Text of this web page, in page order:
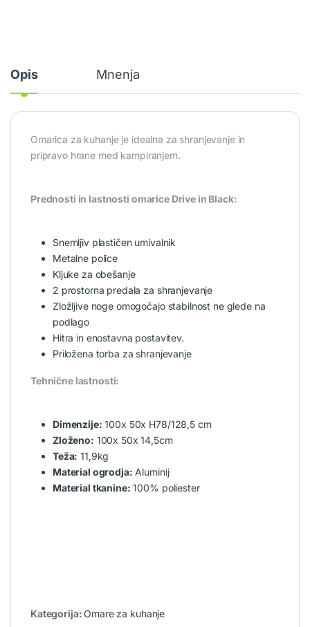
Opis Mnenja
Omarica za kuhanje je idealna za shranjevanje in
pripravo hrane med kampiranjem.
Prednosti in lastnosti omarice Drive in Black:
Snemljiv plastičen umivalnik
Metalne police
Kljuke za obešanje
2 prostorna predala za shranjevanje
Zložljive noge omogočajo stabilnost ne glede na
podlago
Hitra in enostavna postavitev.
Priložena torba za shranjevanje
Tehnične lastnosti:
Dimenzije: 100x 50x H78/128,5 cm
Zloženo: 100x 50x 14,5cm
Teža: 11,9kg
Material ogrodja: Aluminij
Material tkanine: 100% poliester
Kategorija:Omare za kuhanje